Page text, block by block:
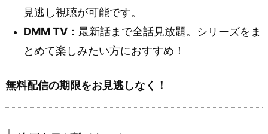
見逃し視聴が可能です。
DMM TV ：最新話まで全話見放題。シリーズをま
とめて楽しみたい方におすすめ！
無料配信の期限をお見逃しなく！